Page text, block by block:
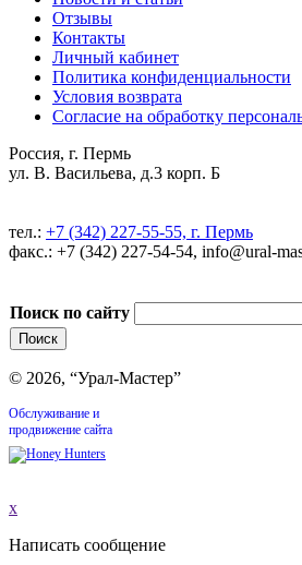
Отзывы
Контакты
Личный кабинет
Политика конфиденциальности
Условия возврата
Согласие на обработку
Россия, г. Пермь
ул. В. Васильева, д.3 корп. Б
тел.: +7 (342) 227-55-55, г. Пермь
факс.: +7 (342) 227-54-54, info@ural-
Поиск по сайту
© 2026, “Урал-Мастер”
Обслуживание и
продвижение сайта
x
Написать сообщение